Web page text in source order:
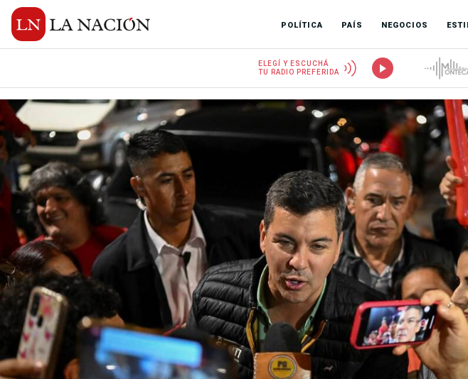
POLÍTICA PAÍS NEGOCIOS
ELEGÍ Y ESCUCHÁ
TU RADIO PREFERIDA